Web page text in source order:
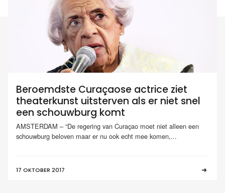
Beroemdste Curaçaose actrice ziet
theaterkunst uitsterven als er niet snel
een schouwburg komt
AMSTERDAM – “De regering van Curaçao moet niet alleen een
schouwburg beloven maar er nu ook echt mee komen,...
17 OKTOBER 2017